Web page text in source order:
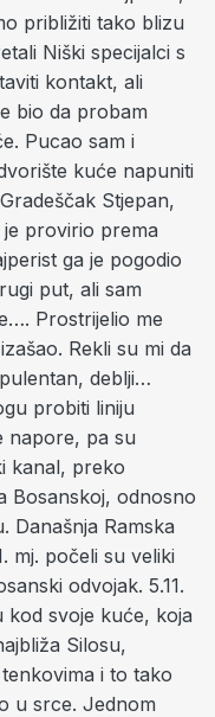
približiti tako blizu
Niški specijalci s
kontakt, ali
bio da probam
Pucao sam i
kuće napuniti
Stjepan,
je provirio prema
ga je pogodio
put, ali sam
Prostrijelio me
Rekli su mi da
deblji…
probiti liniju
napore, pa su
kanal, preko
Bosanskoj, odnosno
Današnja Ramska
mj. počeli su veliki
odvojak. 5.11.
kod svoje kuće, koja
Silosu,
i to tako
u srce. Jednom